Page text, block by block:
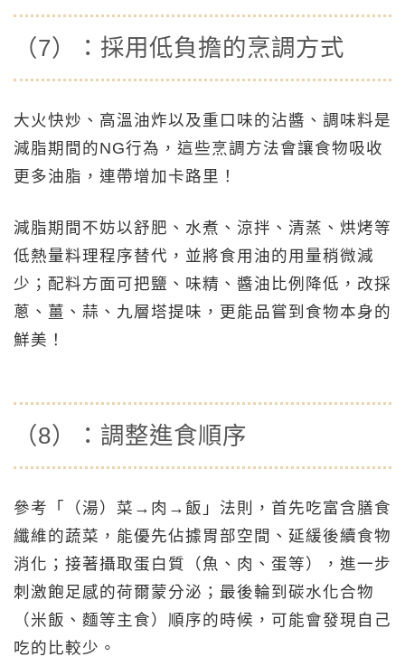
（7）：採用低負擔的烹調方式
大火快炒、高溫油炸以及重口味的沾醬、調味料是
減脂期間的NG行為，這些烹調方法會讓食物吸收
更多油脂，連帶增加卡路里！
減脂期間不妨以舒肥、水煮、涼拌、清蒸、烘烤等
低熱量料理程序替代，並將食用油的用量稍微減
少；配料方面可把鹽、味精、醬油比例降低，改採
蔥、薑、蒜、九層塔提味，更能品嘗到食物本身的
鮮美！
（8）：調整進食順序
參考「（湯）菜→肉→飯」法則，首先吃富含膳食
纖維的蔬菜，能優先佔據胃部空間、延緩後續食物
消化；接著攝取蛋白質（魚、肉、蛋等），進一步
刺激飽足感的荷爾蒙分泌；最後輪到碳水化合物
（米飯、麵等主食）順序的時候，可能會發現自己
吃的比較少。